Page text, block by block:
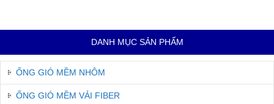
DANH MỤC SẢN PHẨM
ỐNG GIÓ MỀM NHÔM
ỐNG GIÓ MỀM VẢI FIBER